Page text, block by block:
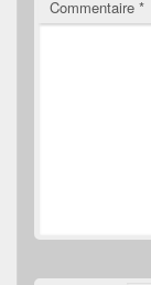
Commentaire *